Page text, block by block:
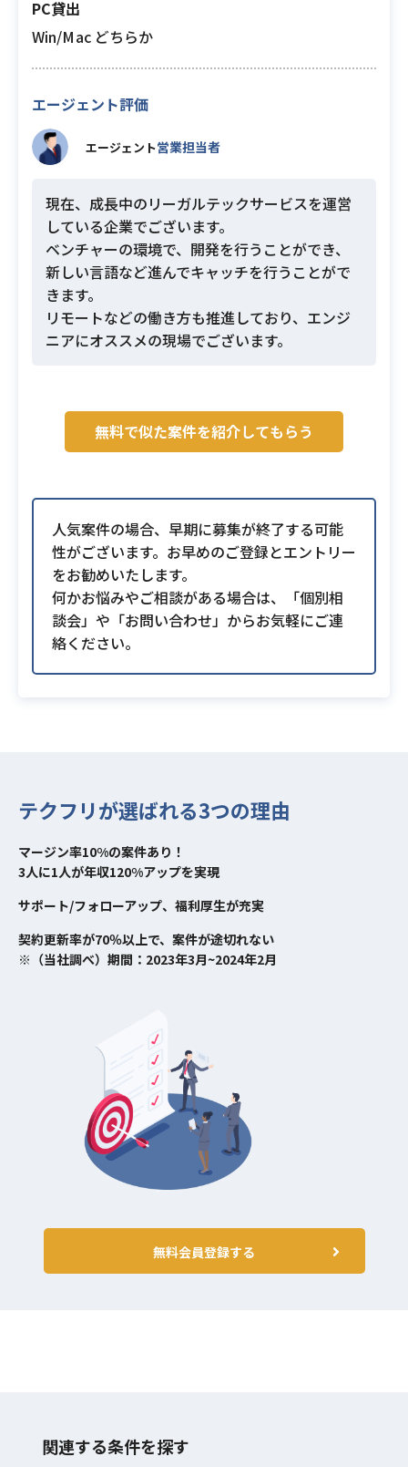
PC貸出
Win/Mac どちらか
エージェント評価
エージェント営業担当者
現在、成長中のリーガルテックサービスを運営
している企業でございます。
ベンチャーの環境で、開発を行うことができ、
新しい言語など進んでキャッチを行うことがで
きます。
リモートなどの働き方も推進しており、エンジ
ニアにオススメの現場でございます。
無料で似た案件を紹介してもらう
人気案件の場合、早期に募集が終了する可能
性がございます。お早めのご登録とエントリー
をお勧めいたします。
何かお悩みやご相談がある場合は、「個別相
談会」や「お問い合わせ」からお気軽にご連
絡ください。
テクフリが選ばれる3つの理由
マージン率10%の案件あり！
3人に1人が年収120%アップを実現
サポート/フォローアップ、福利厚生が充実
契約更新率が70％以上で、案件が途切れない
※（当社調べ）期間：2023年3月~2024年2月
無料会員登録する
関連する条件を探す